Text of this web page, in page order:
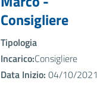
Consigliere
Tipologia
Incarico:Consigliere
Data Inizio: 04/10/2021